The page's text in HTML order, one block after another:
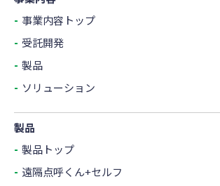
事業内容トップ
受託開発
製品
ソリューション
製品
製品トップ
遠隔点呼くん+セルフ